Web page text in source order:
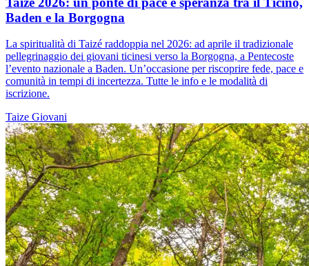
Baden e la Borgogna
La spiritualità di Taizé raddoppia nel 2026: ad aprile il tradizionale
pellegrinaggio dei giovani ticinesi verso la Borgogna, a Pentecoste
l’evento nazionale a Baden. Un’occasione per riscoprire fede, pace e
comunità in tempi di incertezza. Tutte le info e le modalità di
iscrizione.
Taize Giovani